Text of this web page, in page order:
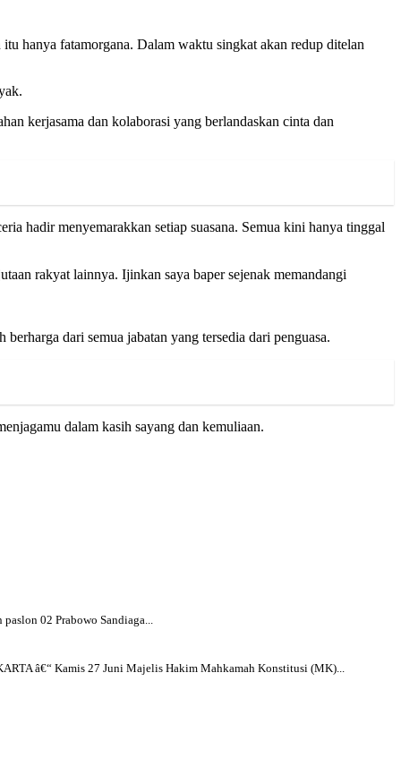
hanya fatamorgana. Dalam waktu singkat akan redup ditelan
kerjasama dan kolaborasi yang berlandaskan cinta dan
hadir menyemarakkan setiap suasana. Semua kini hanya tinggal
rakyat lainnya. Ijinkan saya baper sejenak memandangi
dari semua jabatan yang tersedia dari penguasa.
dalam kasih sayang dan kemuliaan.
02 Prabowo Sandiaga...
â€“ Kamis 27 Juni Majelis Hakim Mahkamah Konstitusi (MK)...